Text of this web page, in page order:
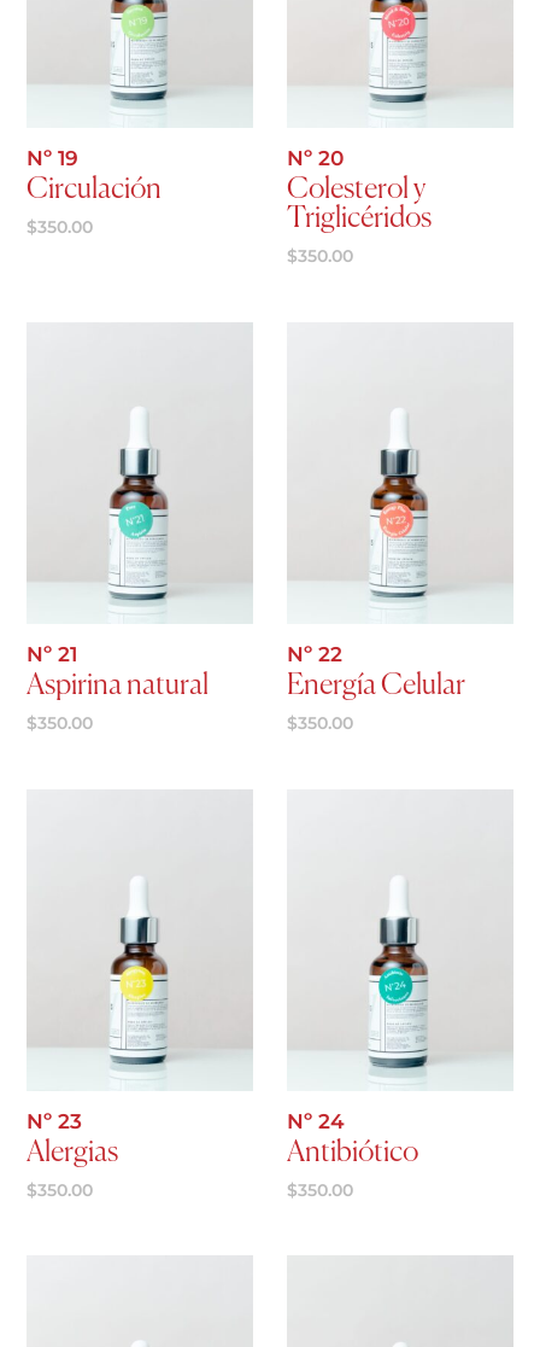
Agregar al carrito
Nº 19
Circulación
$350.00
Agregar al carrito
Nº 20
Colesterol y
Triglicéridos
$350.00
Agregar al carrito
Nº 21
Aspirina natural
$350.00
Agregar al carrito
Nº 22
Energía Celular
$350.00
Agregar al carrito
Nº 23
Alergias
$350.00
Agregar al carrito
Nº 24
Antibiótico
$350.00